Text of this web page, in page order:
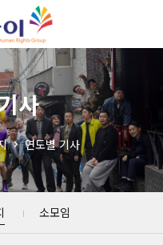
사
연도별 기사
소모임